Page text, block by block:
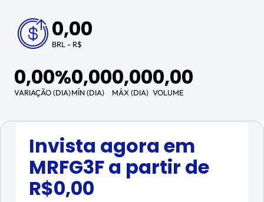
0,00
BRL - R$
0,00%
VARIAÇÃO (DIA)
0,00
MÍN (DIA)
0,00
MÁX (DIA)
0,00
VOLUME
Invista agora em
MRFG3Fa partir de
R$0,00